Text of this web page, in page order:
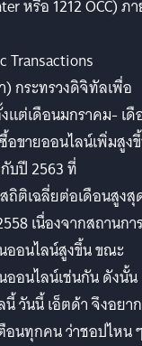
หรือ 1212 OCC) ภ
Transactions
) กระทรวงดิจิทัลเพื่อ
แต่เดือนมกราคม- เดื
อขายออนไลน์เพิ่มสูง
บปี 2563 ที่
ถิติเฉลี่ยต่อเดือนสูงสุ
เนื่องจากสถานก
ออนไลน์สูงขึ้น ขณะ
ออนไลน์เช่นกัน ดังนั้น
วันนี้ เอ็ตด้า จึงอยา
อนทุกคน ว่าชอปไหน